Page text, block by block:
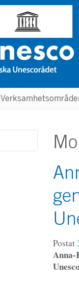
Postat
Anna-